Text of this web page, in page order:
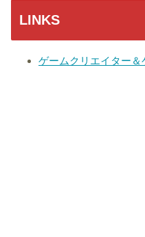
LINKS
ゲームクリエイター